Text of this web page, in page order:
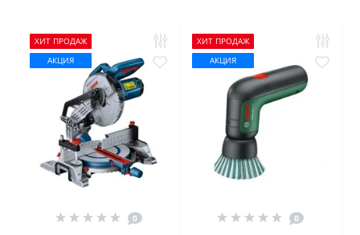
ХИТ ПРОДАЖ
АКЦИЯ
0
ХИТ ПРОДАЖ
АКЦИЯ
0